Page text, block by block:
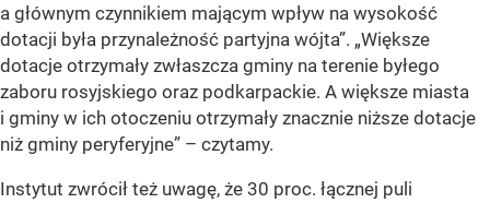
a głównym czynnikiem mającym wpływ na wysokość
dotacji była przynależność partyjna wójta”. „Większe
dotacje otrzymały zwłaszcza gminy na terenie byłego
zaboru rosyjskiego oraz podkarpackie. A większe miasta
i gminy w ich otoczeniu otrzymały znacznie niższe dotacje
niż gminy peryferyjne” – czytamy.
Instytut zwrócił też uwagę, że 30 proc. łącznej puli